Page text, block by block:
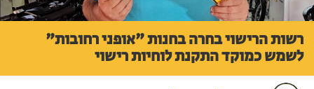
הרישוי בחרה בחנות "אופני רחובות"
כמוקד התקנת לוחיות רישוי